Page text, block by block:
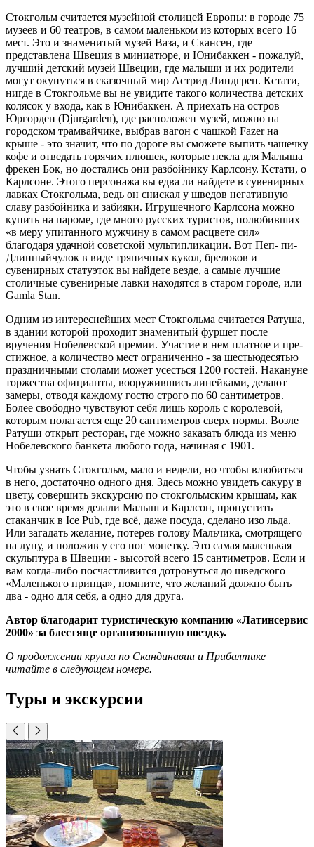
Стокгольм считается музейной сто­лицей Европы: в городе 75
музеев и 60 театров, в самом маленьком из ко­торых всего 16
мест. Это и знаменитый музей Ваза, и Скансен, где
представле­на Швеция в миниатюре, и Юнибаккен - пожалуй,
лучший детский музей Шве­ции, где малыши и их родители
могут окунуться в сказочный мир Астрид Линдгрен. Кстати,
нигде в Стокгольме вы не увидите такого количества дет­ских
колясок у входа, как в Юнибак­кен. А приехать на остров
Юргорден (Djurgarden), где расположен музей, можно на
городском трамвайчике, вы­брав вагон с чашкой Fazer на
крыше - это значит, что по дороге вы сможете выпить чашечку
кофе и отведать горя­чих плюшек, которые пекла для Малы­ша
фрекен Бок, но достались они раз­бойнику Карлсону. Кстати, о
Карлсоне. Этого персонажа вы едва ли найдете в сувенирных
лавках Стокгольма, ведь он снискал у шведов негативную
сла­ву разбойника и забияки. Игрушечно­го Карлсона можно
купить на пароме, где много русских туристов, полюбив­ших
«в меру упитанного мужчину в са­мом расцвете сил»
благодаря удачной советской мультипликации. Вот Пеп- пи-
Длинныйчулок в виде тряпичных кукол, брелоков и
сувенирных статуэ­ток вы найдете везде, а самые лучшие
столичные сувенирные лавки находят­ся в старом городе, или
Gamla Stan.
Одним из интереснейших мест Стокгольма считается Ратуша,
в зда­нии которой проходит знаменитый фуршет после
вручения Нобелевской премии. Участие в нем платное и пре­
стижное, а количество мест ограни­ченно - за шестьюдесятью
празднич­ными столами может усесться 1200 гостей. Накануне
торжества официан­ты, вооружившись линейками, делают
замеры, отводя каждому гостю стро­го по 60 сантиметров.
Более свободно чувствуют себя лишь король с короле­вой,
которым полагается еще 20 сан­тиметров сверх нормы. Возле
Ратуши открыт ресторан, где можно заказать блюда из меню
Нобелевского банкета любого года, начиная с 1901.
Чтобы узнать Стокгольм, мало и не­дели, но чтобы влюбиться
в него, до­статочно одного дня. Здесь можно увидеть сакуру в
цвету, совершить экскурсию по стокгольмским крышам, как
это в свое время делали Малыш и Карлсон, пропустить
стаканчик в Ice Pub, где всё, даже посуда, сделано изо льда.
Или загадать желание, потерев голову Мальчика, смотрящего
на луну, и положив у его ног монетку. Это са­мая маленькая
скульптура в Швеции - высотой всего 15 сантиметров. Если и
вам когда-либо посчастливится до­тронуться до шведского
«Маленького принца», помните, что желаний долж­но быть
два - одно для себя, а одно для друга.
Автор благодарит туристическую компанию «Латинсервис
2000» за блестяще организованную поездку.
О продолжении круиза по Скандинавии и Прибалтике
читайте в следующем номере.
Туры и экскурсии